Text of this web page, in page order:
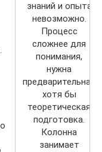
знаний и опыта
невозможно.
Процесс
сложнее для
понимания,
нужна
предварительная
хотя бы
теоретическая
подготовка.
Колонна
занимает